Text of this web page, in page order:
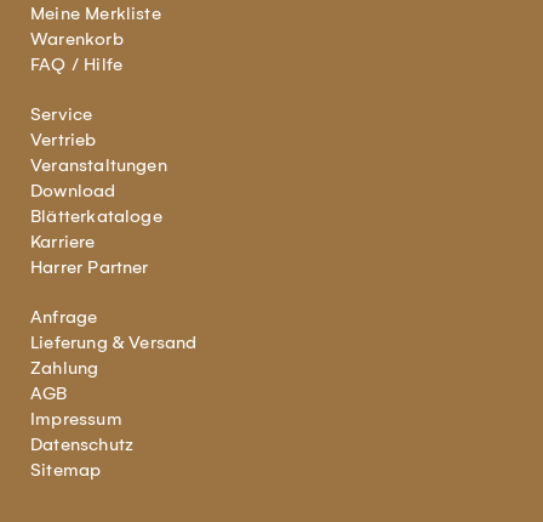
Meine Merkliste
Warenkorb
FAQ / Hilfe
Service
Vertrieb
Veranstaltungen
Download
Blätterkataloge
Karriere
Harrer Partner
Anfrage
Lieferung & Versand
Zahlung
AGB
Impressum
Datenschutz
Sitemap